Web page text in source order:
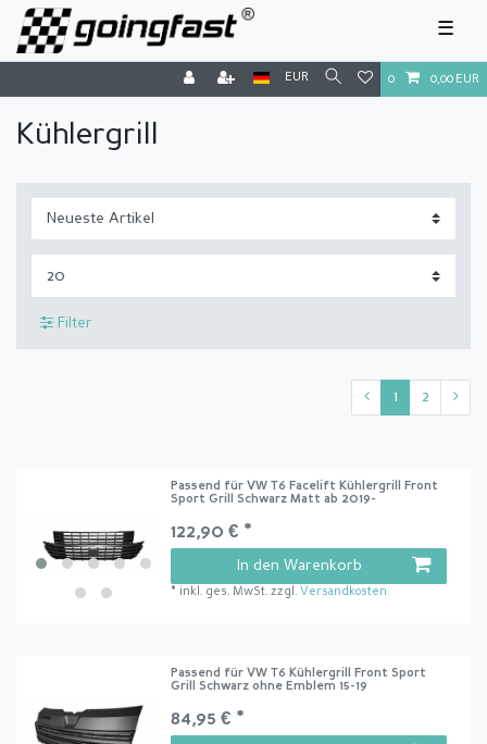
☰
EUR 0 0,00 EUR
Kühlergrill
Filter
1 2
Passend für VW T6 Facelift Kühlergrill Front
Sport Grill Schwarz Matt ab 2019-
122,90 € *
In den Warenkorb
* inkl. ges. MwSt. zzgl. Versandkosten
Passend für VW T6 Kühlergrill Front Sport
Grill Schwarz ohne Emblem 15-19
84,95 € *